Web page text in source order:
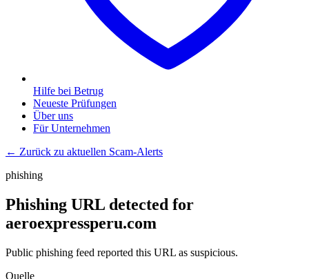
Hilfe bei Betrug
Neueste Prüfungen
Über uns
Für Unternehmen
← Zurück zu aktuellen Scam-Alerts
phishing
Phishing URL detected for
aeroexpressperu.com
Public phishing feed reported this URL as suspicious.
Quelle